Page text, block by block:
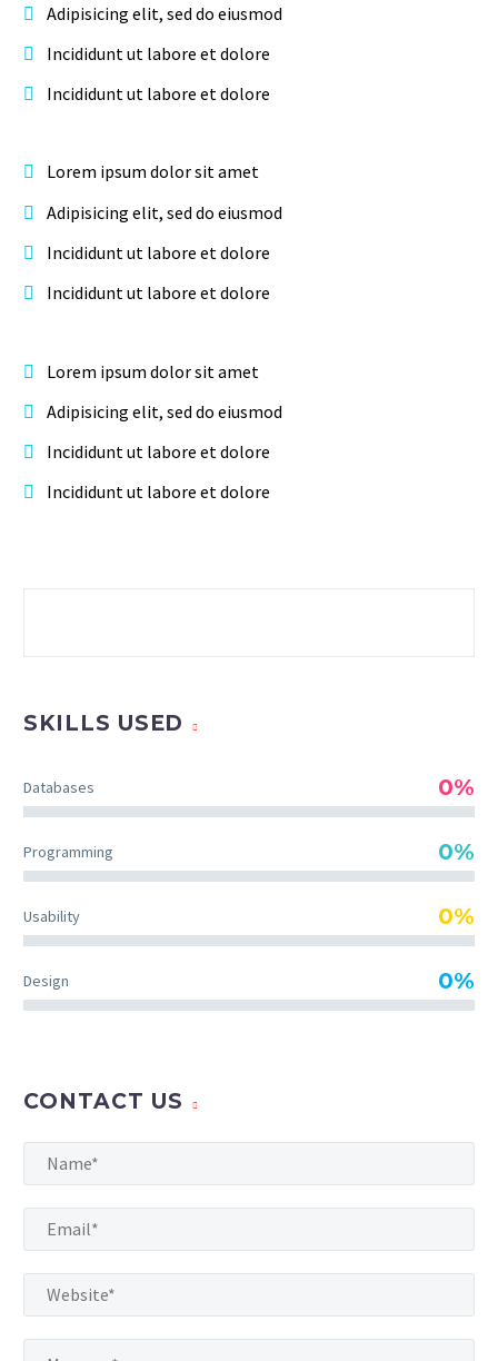
Adipisicing elit, sed do eiusmod
Incididunt ut labore et dolore
Incididunt ut labore et dolore
Lorem ipsum dolor sit amet
Adipisicing elit, sed do eiusmod
Incididunt ut labore et dolore
Incididunt ut labore et dolore
Lorem ipsum dolor sit amet
Adipisicing elit, sed do eiusmod
Incididunt ut labore et dolore
Incididunt ut labore et dolore
SKILLS USED
Databases 0%
Programming 0%
Usability 0%
Design 0%
CONTACT US